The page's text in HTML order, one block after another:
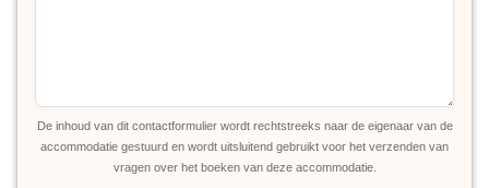
De inhoud van dit contactformulier wordt rechtstreeks naar de eigenaar van de
accommodatie gestuurd en wordt uitsluitend gebruikt voor het verzenden van
vragen over het boeken van deze accommodatie.